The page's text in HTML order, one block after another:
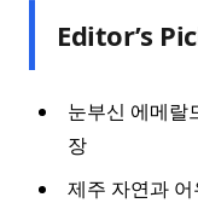
Editor’s
눈부신 에메랄
장
제주 자연과